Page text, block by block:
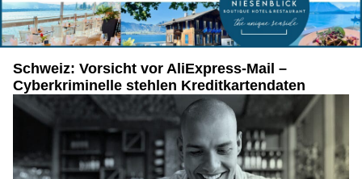
Schweiz: Vorsicht vor AliExpress-Mail –
Cyberkriminelle stehlen Kreditkartendaten